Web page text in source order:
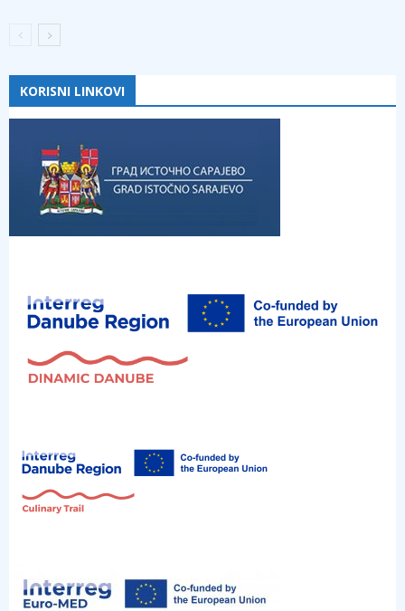
KORISNI LINKOVI